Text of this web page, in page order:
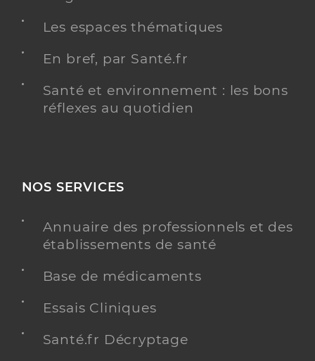
Les espaces thématiques
En bref, par Santé.fr
Santé et environnement : les bons
réflexes au quotidien
NOS SERVICES
Annuaire des professionnels et des
établissements de santé
Base de médicaments
Essais Cliniques
Santé.fr Décryptage